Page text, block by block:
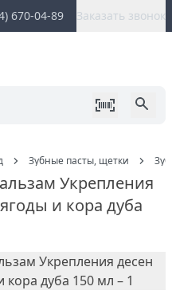
670-04-89 Заказать звонок
Зубные пасты, щетки
Укрепления
и кора дуба